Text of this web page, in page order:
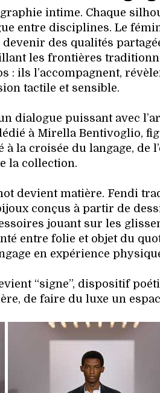
intime. Chaque
entre disciplines. Le
des qualités
les frontières
: ils l’accompagnent,
tactile et sensible.
dialogue puissant avec
à Mirella Bentivoglio,
la croisée du langage, de
la collection.
devient matière. Fendi
conçus à partir de
jouant sur les
entre folie et objet du
en expérience
“signe”, dispositif
de faire du luxe un